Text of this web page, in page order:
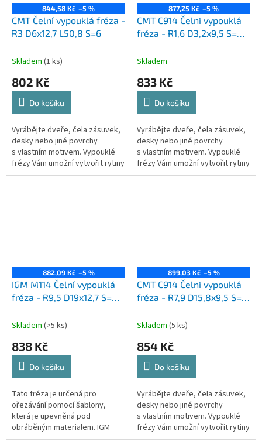
844,58 Kč –5 %
CMT Čelní vypouklá fréza -
R3 D6x12,7 L50,8 S=6
Skladem (1 ks)
802 Kč
Do košíku
Vyrábějte dveře, čela zásuvek,
desky nebo jiné povrchy
s vlastním motivem. Vypouklé
frézy Vám umožní vytvořit rytiny
do jakéhokoliv dřeva nebo
877,25 Kč –5 %
CMT C914 Čelní vypouklá
fréza - R1,6 D3,2x9,5 S=8
Skladem
833 Kč
Do košíku
Vyrábějte dveře, čela zásuvek,
desky nebo jiné povrchy
s vlastním motivem. Vypouklé
frézy Vám umožní vytvořit rytiny
do jakéhokoliv dřeva nebo
882,09 Kč –5 %
IGM M114 Čelní vypouklá
fréza - R9,5 D19x12,7 S=8
Skladem (>5 ks)
838 Kč
Do košíku
Tato fréza je určená pro
ořezávání pomocí šablony,
která je upevněná pod
obráběným materialem. IGM
tvrdokovové stopkové frézy
899,03 Kč –5 %
CMT C914 Čelní vypouklá
fréza - R7,9 D15,8x9,5 S=8
Skladem (5 ks)
854 Kč
Do košíku
Vyrábějte dveře, čela zásuvek,
desky nebo jiné povrchy
s vlastním motivem. Vypouklé
frézy Vám umožní vytvořit rytiny
do jakéhokoliv dřeva nebo